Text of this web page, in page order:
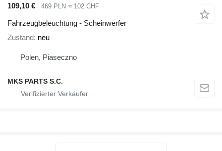
109,10 € 469 PLN ≈ 102 CHF
Fahrzeugbeleuchtung - Scheinwerfer
Zustand neu
Polen, Piaseczno
MKS PARTS S.C.